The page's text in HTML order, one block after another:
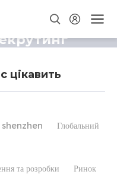
цікавить
shenzhen Глобальний
та розробки Ринок